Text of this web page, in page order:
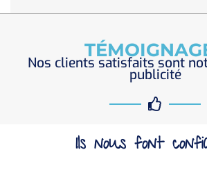
Nos clients satisfaits sont
publicité
Ils nous font